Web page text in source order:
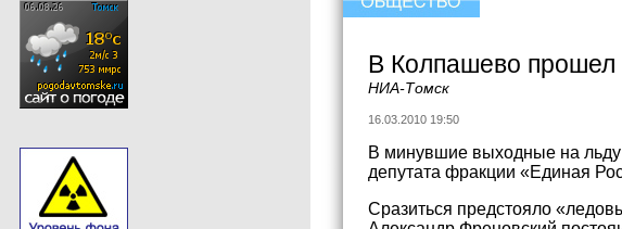
В Колпашево прошел
НИА-Томск
16.03.2010 19:50
В минувшие выходные на льду
депутата фракции «Единая
Сразиться предстояло